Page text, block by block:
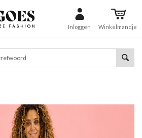
Inloggen Winkelmandje